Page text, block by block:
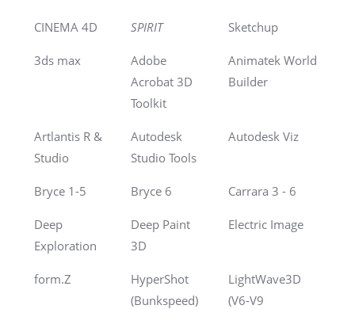
CINEMA 4D SPIRIT Sketchup
3ds max
Adobe
Acrobat 3D
Toolkit
Animatek World
Builder
Artlantis R &
Studio
Autodesk
Studio Tools
Autodesk Viz
Bryce 1-5 Bryce 6 Carrara 3 - 6
Deep
Exploration
Deep Paint
3D
Electric Image
form.Z
HyperShot
(Bunkspeed)
LightWave3D
(V6-V9